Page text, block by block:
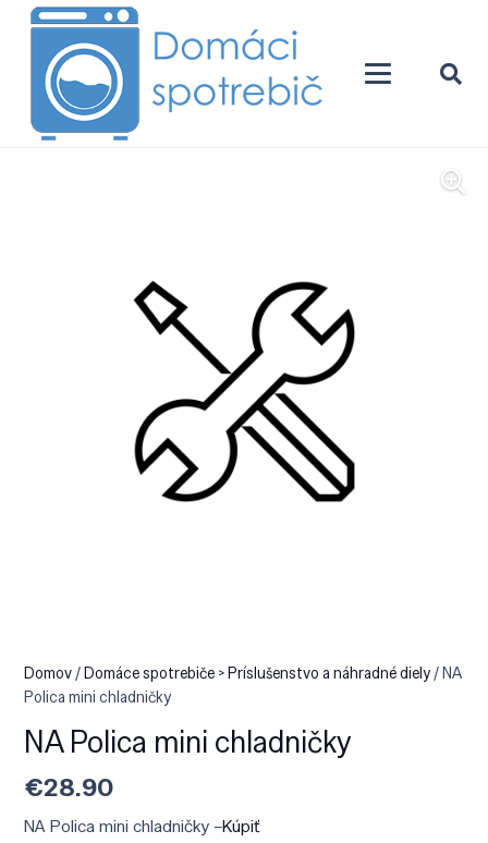
Domov/Domáce spotrebiče > Príslušenstvo a náhradné diely/ NA
Polica mini chladničky
NA Polica mini chladničky
€28.90
NA Polica mini chladničky –Kúpiť